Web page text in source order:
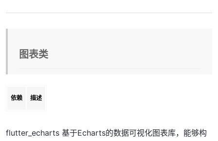
图表类
依赖 描述
flutter_echarts 基于Echarts的数据可视化图表库，能够构